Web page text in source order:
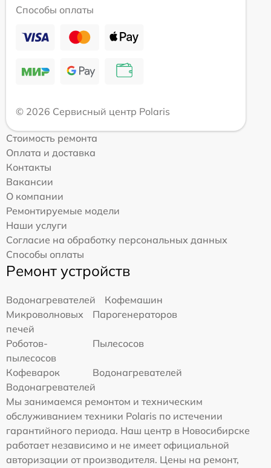
Способы оплаты
© 2026 Сервисный центр Polaris
Стоимость ремонта
Оплата и доставка
Контакты
Вакансии
О компании
Ремонтируемые модели
Наши услуги
Согласие на обработку персональных данных
Способы оплаты
Ремонт устройств
Водонагревателей
Кофемашин
Микроволновых
печей
Парогенераторов
Роботов-
пылесосов
Пылесосов
Кофеварок
Водонагревателей
Водонагревателей
Мы занимаемся ремонтом и техническим
обслуживанием техники Polaris по истечении
гарантийного периода. Наш центр в Новосибирске
работает независимо и не имеет официальной
авторизации от производителя. Цены на ремонт,